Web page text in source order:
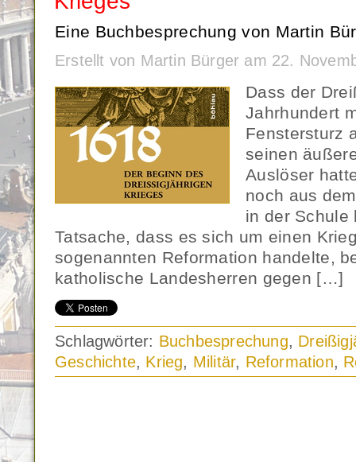
Eine Buchbesprechung von Martin
Erstellt von Martin Bürger am 22.
Dass der
Jahrhundert
Fenstersturz
seinen
Auslöser
noch aus
in der Schule
Tatsache, dass es sich um einen
sogenannten Reformation handelte,
katholische Landesherren gegen […]
Schlagwörter: Buchbesprechung,
Geschichte, Krieg, Militär, Reformation,